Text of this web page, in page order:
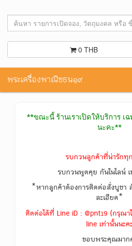
0 THB
พระเครื่องพาณิชธน๑๙
**ขณะนี้ ร้านเราเปิดให้บริการ เ
นะคะ**
รบกวนลูกค้าที่น่ารักทุ
รบกวนพูดคุย กันในไลน์
*หากลูกค้าต้องการติดต่อสั่งบูชา
ละเอียด*
ติดต่อได้ที่ Line iD : @pnt19 (กรุณ
line เท่านั้นนะค
ขอบพระคุณมาก